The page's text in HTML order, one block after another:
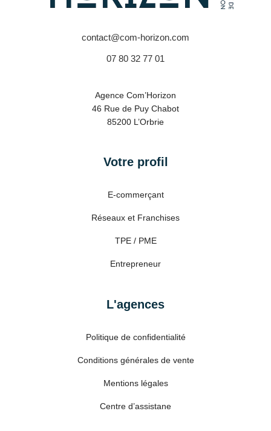
contact@com-horizon.com
07 80 32 77 01
Agence Com’Horizon
46 Rue de Puy Chabot
85200 L’Orbrie
Votre profil
E-commerçant
Réseaux et Franchises
TPE / PME
Entrepreneur
L'agences
Politique de confidentialité
Conditions générales de vente
Mentions légales
Centre d’assistane